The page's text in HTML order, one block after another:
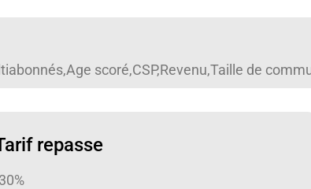
scoré,CSP,Revenu,Taille de
repasse